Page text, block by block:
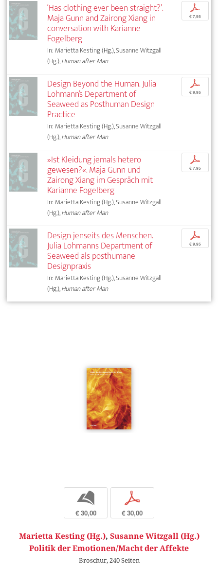
‘Has clothing ever been straight?’.
Maja Gunn and Zairong Xiang in
conversation with Karianne
Fogelberg
In: Marietta Kesting (Hg.), Susanne Witzgall
(Hg.),Human after Man
p
€ 7,95
Design Beyond the Human. Julia
Lohmann’s Department of
Seaweed as Posthuman Design
Practice
In: Marietta Kesting (Hg.), Susanne Witzgall
(Hg.),Human after Man
p
€ 9,95
»Ist Kleidung jemals hetero
gewesen?«. Maja Gunn und
Zairong Xiang im Gespräch mit
Karianne Fogelberg
In: Marietta Kesting (Hg.), Susanne Witzgall
(Hg.),Human after Man
p
€ 7,95
Design jenseits des Menschen.
Julia Lohmanns Department of
Seaweed als posthumane
Designpraxis
In: Marietta Kesting (Hg.), Susanne Witzgall
(Hg.),Human after Man
p
€ 9,95
b
€ 30,00
p
€ 30,00
Marietta Kesting (Hg.), Susanne Witzgall (Hg.)
Politik der Emotionen/Macht der Affekte
Broschur, 240 Seiten